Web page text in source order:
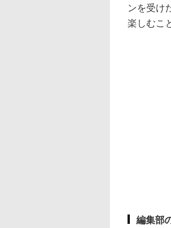
ンを受け
楽しむこ
編集部